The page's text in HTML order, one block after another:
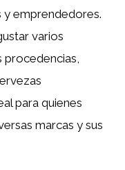
emprendedores.
varios
para quienes
marcas y sus